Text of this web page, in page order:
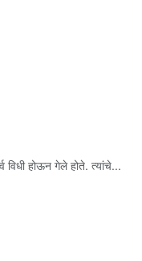
होऊन गेले होते. त्यांचे...